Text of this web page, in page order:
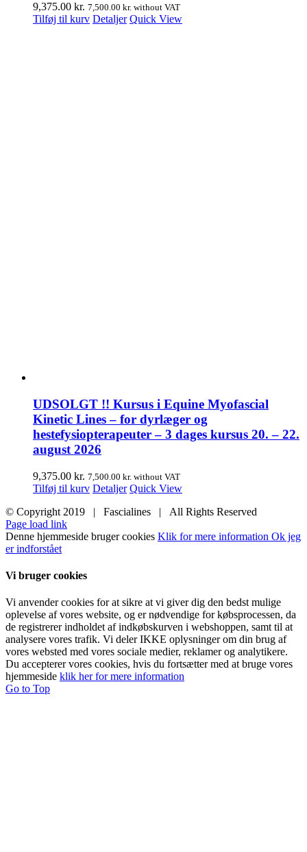
9,375.00 kr. 7,500.00 kr. without VAT
Tilføj til kurv Detaljer Quick View
UDSOLGT !! Kursus i Equine Myofascial
Kinetic Lines – for dyrlæger og
hestefysiopterapeuter – 3 dages kursus 20. – 22.
august 2026
9,375.00 kr. 7,500.00 kr. without VAT
Tilføj til kurv Detaljer Quick View
© Copyright 2019 | Fascialines | All Rights Reserved
Page load link
Denne hjemmeside bruger cookies Klik for mere information Ok jeg
er indforstået
Vi bruger cookies
Vi anvender cookies for at sikre at vi giver dig den bedst mulige
oplevelse af vores website, og er nødvendige for købsprocessen, da
de registrerer indholdet af indkøbskurven i webshoppen, samt til at
analysere vores trafik. Vi deler IKKE oplysninger om din brug af
vores websted med vores sociale medier, reklamer og analytikere.
Du accepterer vores cookies, hvis du fortsætter med at bruge vores
hjemmeside klik her for mere information
Go to Top